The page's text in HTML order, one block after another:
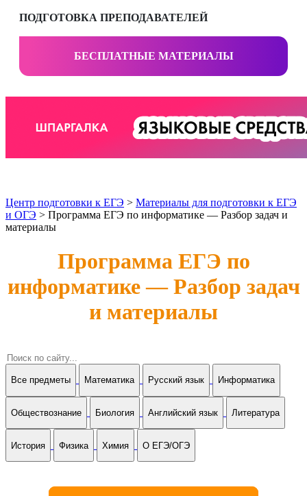
ПОДГОТОВКА ПРЕПОДАВАТЕЛЕЙ
БЕСПЛАТНЫЕ МАТЕРИАЛЫ
Центр подготовки к ЕГЭ > Материалы для подготовки к ЕГЭ
и ОГЭ > Программа ЕГЭ по информатике — Разбор задач и
материалы
Программа ЕГЭ по
информатике — Разбор задач
и материалы
Все предметы Математика Русский язык Информатика
Обществознание Биология Английский язык Литература
История Физика Химия О ЕГЭ/ОГЭ